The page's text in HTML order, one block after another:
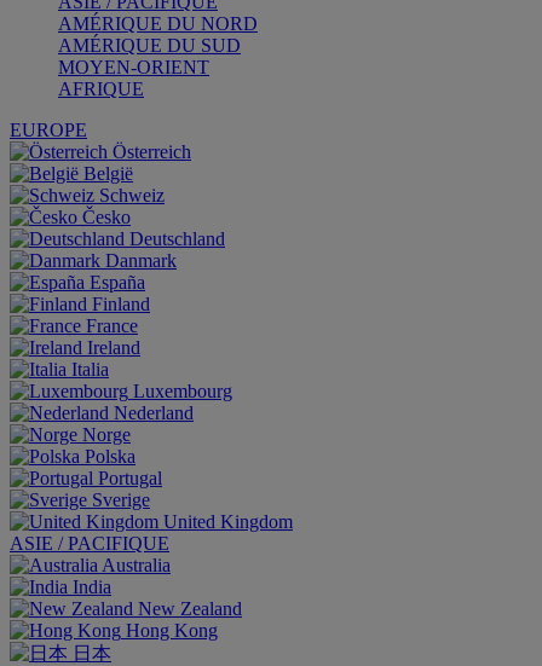
AMÉRIQUE DU NORD
AMÉRIQUE DU SUD
MOYEN-ORIENT
AFRIQUE
EUROPE
Österreich
België
Schweiz
Česko
Deutschland
Danmark
España
Finland
France
Ireland
Italia
Luxembourg
Nederland
Norge
Polska
Portugal
Sverige
United Kingdom
ASIE / PACIFIQUE
Australia
India
New Zealand
Hong Kong
日本